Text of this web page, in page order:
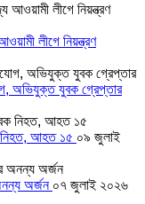
লীগে নিয়ন্ত্রণ
অভিযুক্ত যুবক গ্রেপ্তার
নিহত, আহত ১৫ ০৯ জুলাই
অর্জন ০৭ জুলাই ২০২৬